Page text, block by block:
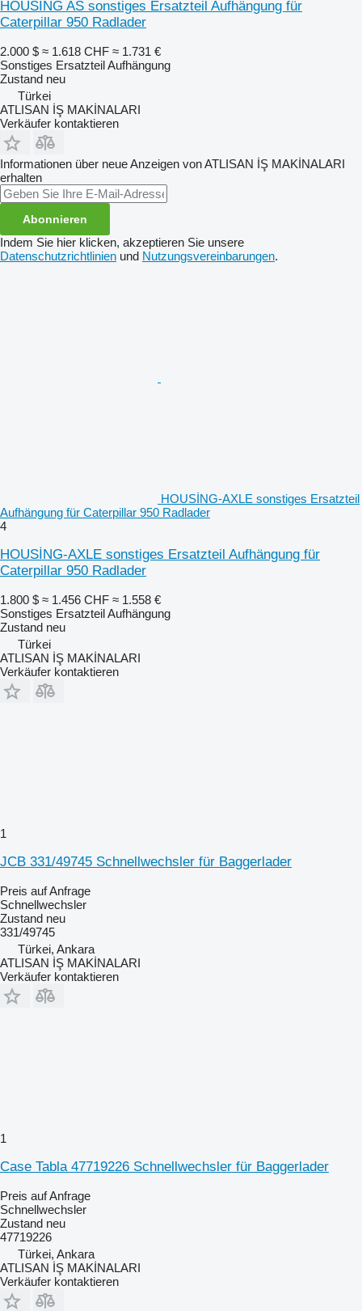
HOUSİNG AS sonstiges Ersatzteil Aufhängung für
Caterpillar 950 Radlader
2.000 $ ≈ 1.618 CHF ≈ 1.731 €
Sonstiges Ersatzteil Aufhängung
Zustand neu
Türkei
ATLISAN İŞ MAKİNALARI
Verkäufer kontaktieren
Informationen über neue Anzeigen von ATLISAN İŞ MAKİNALARI
erhalten
Abonnieren
Indem Sie hier klicken, akzeptieren Sie unsere
Datenschutzrichtlinien und Nutzungsvereinbarungen.
HOUSİNG-AXLE sonstiges Ersatzteil
Aufhängung für Caterpillar 950 Radlader
4
HOUSİNG-AXLE sonstiges Ersatzteil Aufhängung für
Caterpillar 950 Radlader
1.800 $ ≈ 1.456 CHF ≈ 1.558 €
Sonstiges Ersatzteil Aufhängung
Zustand neu
Türkei
ATLISAN İŞ MAKİNALARI
Verkäufer kontaktieren
1
JCB 331/49745 Schnellwechsler für Baggerlader
Preis auf Anfrage
Schnellwechsler
Zustand neu
331/49745
Türkei, Ankara
ATLISAN İŞ MAKİNALARI
Verkäufer kontaktieren
1
Case Tabla 47719226 Schnellwechsler für Baggerlader
Preis auf Anfrage
Schnellwechsler
Zustand neu
47719226
Türkei, Ankara
ATLISAN İŞ MAKİNALARI
Verkäufer kontaktieren